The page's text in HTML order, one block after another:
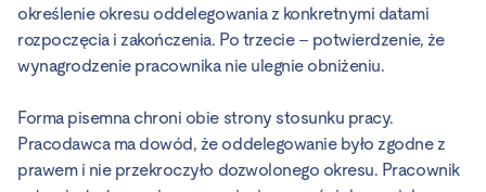
określenie okresu oddelegowania z konkretnymi datami
rozpoczęcia i zakończenia. Po trzecie – potwierdzenie, że
wynagrodzenie pracownika nie ulegnie obniżeniu.
Forma pisemna chroni obie strony stosunku pracy.
Pracodawca ma dowód, że oddelegowanie było zgodne z
prawem i nie przekroczyło dozwolonego okresu. Pracownik